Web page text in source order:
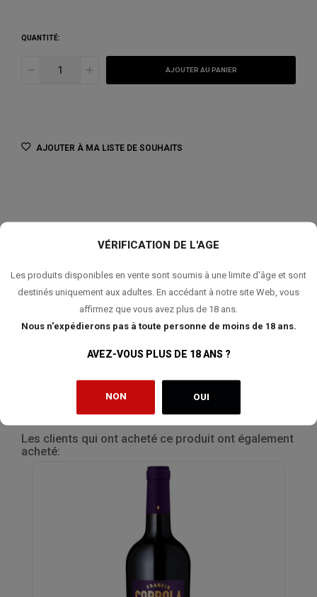
VÉRIFICATION DE L'AGE
Les produits disponibles en vente sont soumis à une limite d'âge et sont
destinés uniquement aux adultes. En accédant à notre site Web, vous
affirmez que vous avez plus de 18 ans.
Nous n'expédierons pas à toute personne de moins de 18 ans.
AVEZ-VOUS PLUS DE 18 ANS ?
NON OUI
QUANTITÉ:
AJOUTER AU PANIER
AJOUTER À MA LISTE DE SOUHAITS
FICHE TECHNIQUE
Pourpre intense aux reflets magenta. Un bouquet séduisant de
cerise et de fraise mûres, rehaussé par des nuances envoûtantes
de mocha et une délicate touche de tabac. En bouche, une texture
veloutée et opulente qui se déploie avec élégance, laissant place à
une finale persistante aux accents épicés.
Les clients qui ont acheté ce produit ont également
acheté: